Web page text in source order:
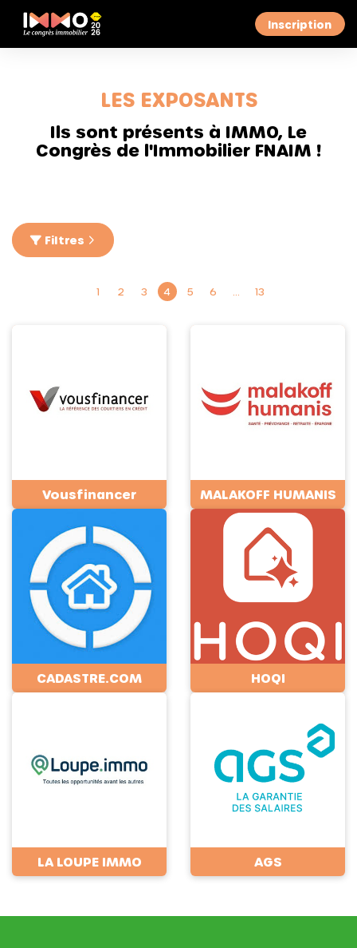
Inscription
LES EXPOSANTS
Ils sont présents à IMMO, Le
Congrès de l'Immobilier FNAIM !
Filtres
1 2 3 4 5 6 13
Vousfinancer MALAKOFF HUMANIS
CADASTRE.COM HOQI
LA LOUPE IMMO AGS